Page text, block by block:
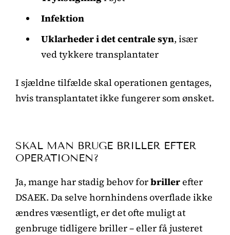
Infektion
Uklarheder i det centrale syn, især
ved tykkere transplantater
I sjældne tilfælde skal operationen gentages,
hvis transplantatet ikke fungerer som ønsket.
SKAL MAN BRUGE BRILLER EFTER
OPERATIONEN?
Ja, mange har stadig behov forbrillerefter
DSAEK. Da selve hornhindens overflade ikke
ændres væsentligt, er det ofte muligt at
genbruge tidligere briller – eller få justeret